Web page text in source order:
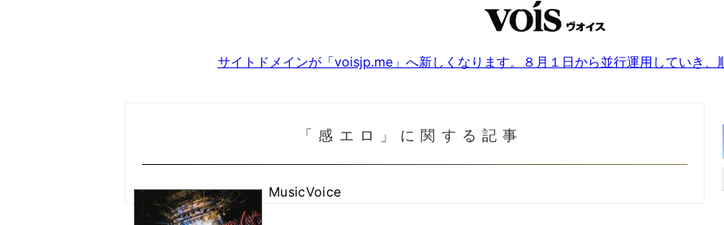
サイトドメインが「voisjp.me」へ新しくなります。８月１日から並行運用していき、
「感エロ」に関する記事
MusicVoice